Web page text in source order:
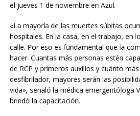
el jueves 1 de noviembre en Azul.
«La mayoría de las muertes súbitas
hospitales. En la casa, en el trabajo, en
calle. Por eso es fundamental que la
hacer. Cuantas más personas estén
de RCP y primeros auxilios y cuánto
desfibrilador, mayores serán las
vida», señaló la médica emergentóloga
brindó la capacitación.